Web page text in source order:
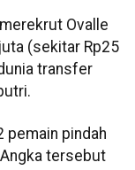
Ovalle
(sekitar Rp25
transfer
pemain pindah
tersebut